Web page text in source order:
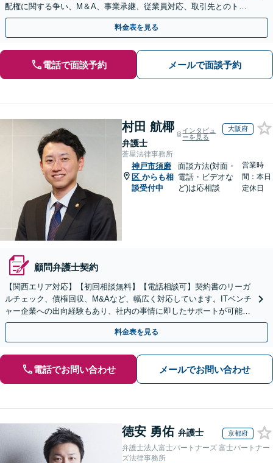
配権に関する争い、M＆A、事業承継、従業員対応、取引先とのトラ
ブル、債権回収等につき豊富な対応実績
料金表を見る
電話で面談予約 メールで面談予約
村田 航椰
弁護士
インタビュ
ーを見る
大阪府
蒼星法律事務所
神戸市須磨
区 からも相
談受付中
面談方法(対面・
電話・ビデオな
ど)は応相談
営業時
間：本日
定休日
顧問弁護士契約
【関西エリア対応】【初回相談無料】【電話相談可】契約書のリーガ
ルチェック、債権回収、M&Aなど、幅広く対応しています。ITベンチ
ャー企業への出向経験もあり、社内の事情に即したサポートが可能で
す。お気軽にご相談ください。【夜間・土日相談可】
料金表を見る
電話でお問い合わせ メールでお問い合わせ
徳安 勇佑 弁護士 京都府
弁護士法人富士パートナーズ 富士パートナー
ズ法律事務所